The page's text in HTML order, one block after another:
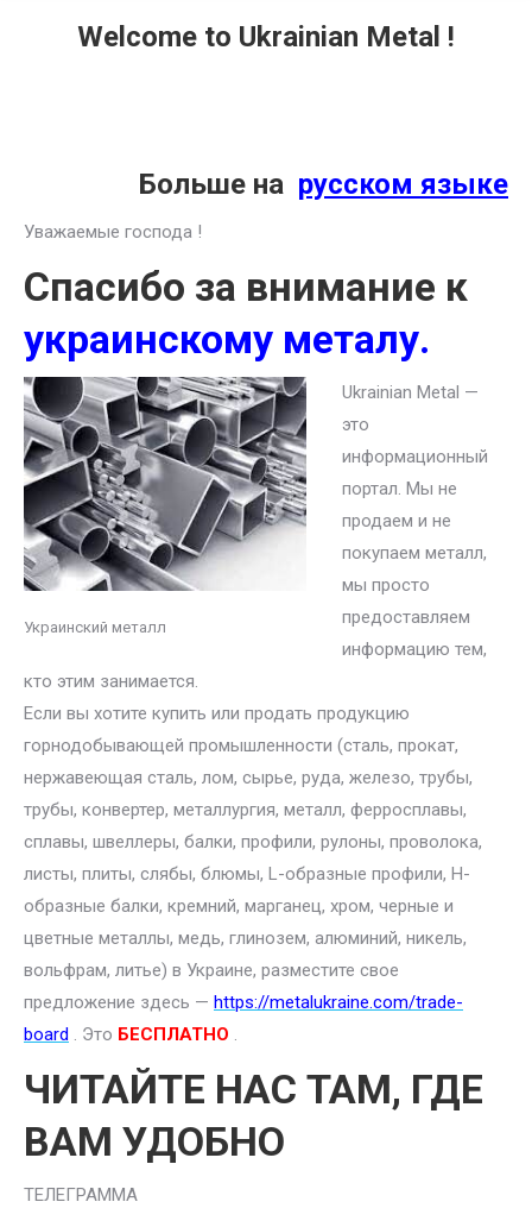
Welcome to Ukrainian Metal !
Больше на русском языке
Уважаемые господа !
Спасибо за внимание к
украинскому металу.
Украинский металл
Ukrainian Metal —
это
информационный
портал. Мы не
продаем и не
покупаем металл,
мы просто
предоставляем
информацию тем,
кто этим занимается.
Если вы хотите купить или продать продукцию
горнодобывающей промышленности (сталь, прокат,
нержавеющая сталь, лом, сырье, руда, железо, трубы,
трубы, конвертер, металлургия, металл, ферросплавы,
сплавы, швеллеры, балки, профили, рулоны, проволока,
листы, плиты, слябы, блюмы, L-образные профили, H-
образные балки, кремний, марганец, хром, черные и
цветные металлы, медь, глинозем, алюминий, никель,
вольфрам, литье) в Украине, разместите свое
предложение здесь — https://metalukraine.com/trade-
board . Это БЕСПЛАТНО .
ЧИТАЙТЕ НАС ТАМ, ГДЕ
ВАМ УДОБНО
ТЕЛЕГРАММА